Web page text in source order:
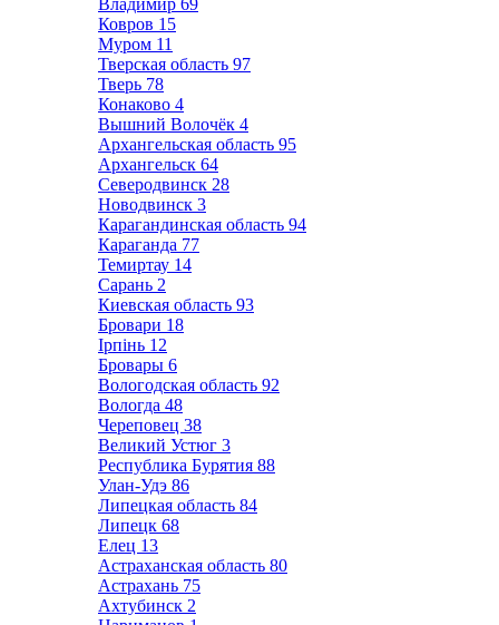
Владимир 69
Ковров 15
Муром 11
Тверская область 97
Тверь 78
Конаково 4
Вышний Волочёк 4
Архангельская область 95
Архангельск 64
Северодвинск 28
Новодвинск 3
Карагандинская область 94
Караганда 77
Темиртау 14
Сарань 2
Киевская область 93
Бровари 18
Ірпінь 12
Бровары 6
Вологодская область 92
Вологда 48
Череповец 38
Великий Устюг 3
Республика Бурятия 88
Улан-Удэ 86
Липецкая область 84
Липецк 68
Елец 13
Астраханская область 80
Астрахань 75
Ахтубинск 2